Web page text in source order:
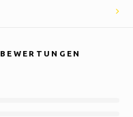
BEWERTUNGEN